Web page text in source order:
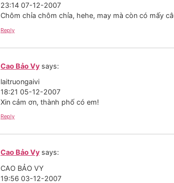
23:14 07-12-2007
Chôm chỉa chôm chỉa, hehe, may mà còn có mấy
Reply
Cao Bảo Vy says:
laitruongaivi
18:21 05-12-2007
Xin cảm ơn, thành phố có em!
Reply
Cao Bảo Vy says:
CAO BẢO VY
19:56 03-12-2007